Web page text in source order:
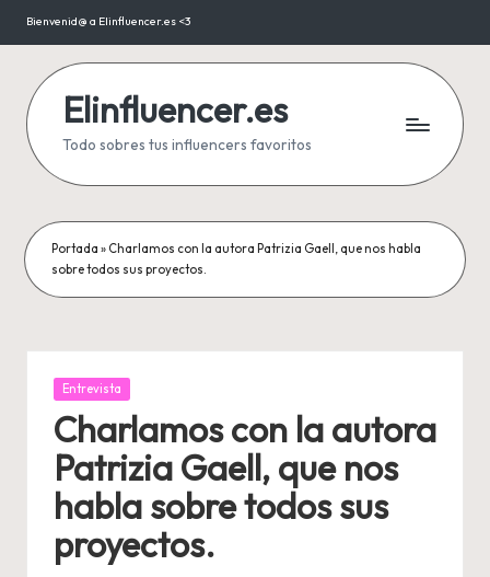
Saltar
contenido
Bienvenid@ a Elinfluencer.es <3
Elinfluencer.es
Todo sobres tus influencers favoritos
Portada » Charlamos con la autora Patrizia Gaell, que nos habla
sobre todos sus proyectos.
Publicada
Entrevista
Charlamos con la autora
Patrizia Gaell, que nos
habla sobre todos sus
proyectos.